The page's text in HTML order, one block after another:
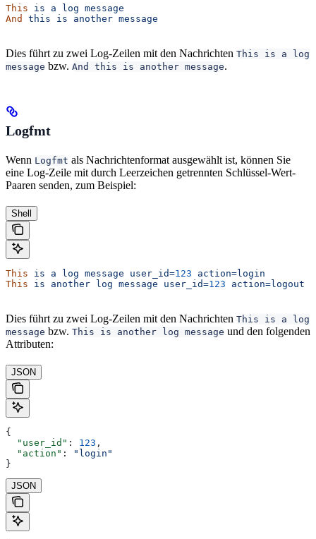
This is a log message
And
this is another message
Dies führt zu zwei Log-Zeilen mit den Nachrichten This is a log
message bzw. And this is another message.
Logfmt
Wenn Logfmt als Nachrichtenformat ausgewählt ist, können Sie
eine Log-Zeile mit durch Leerzeichen getrennten Schlüssel-Wert-
Paaren senden, zum Beispiel:
Shell
This is a log message user_id=123 action=login
This is another log message user_id=123 action=logout
Dies führt zu zwei Log-Zeilen mit den Nachrichten This is a log
message bzw. This is another log message und den folgenden
Attributen:
JSON
{
  "user_id"
: 123 ,
  "action"
:
"login"
}
JSON